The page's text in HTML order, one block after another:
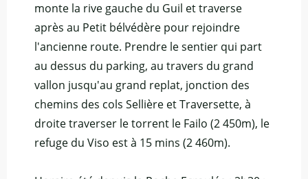
monte la rive gauche du Guil et traverse
après au Petit bélvédère pour rejoindre
l'ancienne route. Prendre le sentier qui part
au dessus du parking, au travers du grand
vallon jusqu'au grand replat, jonction des
chemins des cols Sellière et Traversette, à
droite traverser le torrent le Failo (2 450m), le
refuge du Viso est à 15 mins (2 460m).